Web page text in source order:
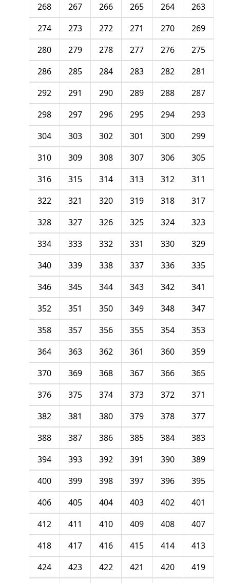
263
264
265
266
267
268
269
270
271
272
273
274
275
276
277
278
279
280
281
282
283
284
285
286
287
288
289
290
291
292
293
294
295
296
297
298
299
300
301
302
303
304
305
306
307
308
309
310
311
312
313
314
315
316
317
318
319
320
321
322
323
324
325
326
327
328
329
330
331
332
333
334
335
336
337
338
339
340
341
342
343
344
345
346
347
348
349
350
351
352
353
354
355
356
357
358
359
360
361
362
363
364
365
366
367
368
369
370
371
372
373
374
375
376
377
378
379
380
381
382
383
384
385
386
387
388
389
390
391
392
393
394
395
396
397
398
399
400
401
402
403
404
405
406
407
408
409
410
411
412
413
414
415
416
417
418
419
420
421
422
423
424